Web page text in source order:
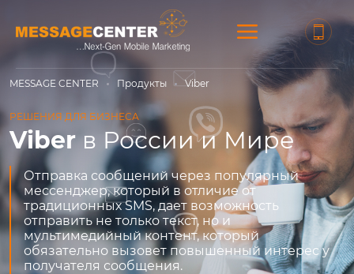
MESSAGE CENTER Продукты Viber
РЕШЕНИЯ ДЛЯ БИЗНЕСА
Viberв России и Мире
Отправка сообщений через популярный
мессенджер, который в отличие от
традиционных SMS, дает возможность
отправить не только текст, но и
мультимедийный контент, который
обязательно вызовет повышенный интерес у
получателя сообщения.